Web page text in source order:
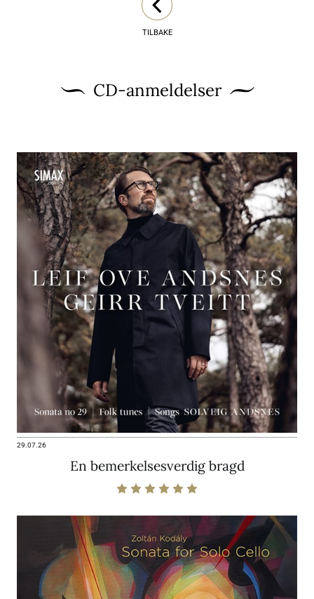
TILBAKE
CD-anmeldelser
29.07.26
En bemerkelsesverdig bragd